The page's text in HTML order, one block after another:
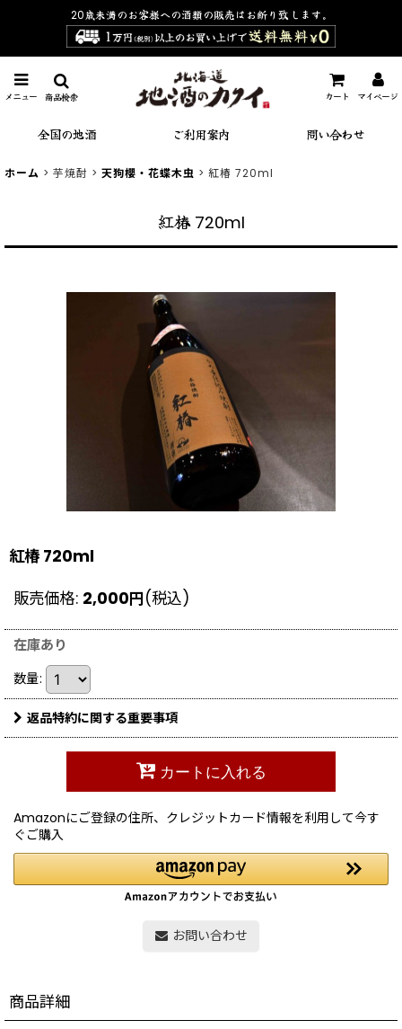
20歳未満のお客様への酒類の販売は お断り致します。
メニュー カート マイページ
全国の地酒 ご利用案内 問い合わせ
商品検索
ホーム > 芋焼酎 > 天狗櫻・花蝶木虫 > 紅椿 720ml
紅椿 720ml
紅椿 720ml
販売価格: 2,000円(税込)
在庫あり
数量:
返品特約に関する重要事項
カートに入れる
Amazonにご登録の住所、クレジットカード情報を利用して今す
ぐご購入
お問い合わせ
商品詳細